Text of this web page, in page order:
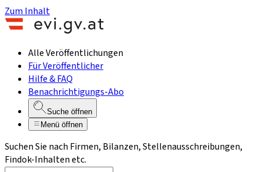
Zum Inhalt
Alle Veröffentlichungen
Für Veröffentlicher
Hilfe & FAQ
Benachrichtigungs-Abo
Suche öffnen
Menü öffnen
Suchen Sie nach Firmen, Bilanzen, Stellenausschreibungen,
Findok-Inhalten etc.